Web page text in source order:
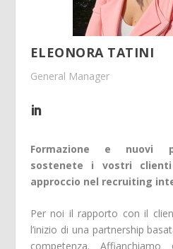
ELEONORA TATINI
General Manager
Formazione e nuovi
sostenete i vostri
approccio nel recruiting
Per noi il rapporto con il
l’inizio di una partnership
competenza.